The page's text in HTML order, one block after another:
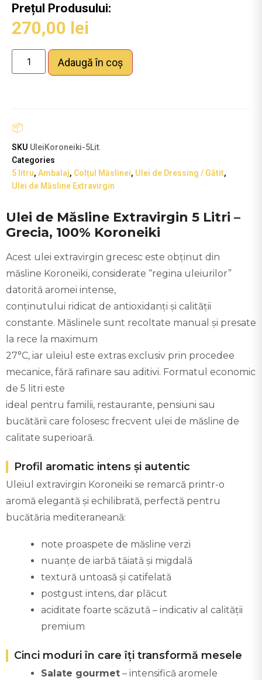
Prețul Produsului:
270,00 lei
Adaugă în coș
SKU UleiKoroneiki-5Lit.
Categories
5 litru, Ambalaj, Colțul Măslinei, Ulei de Dressing / Gătit,
Ulei de Măsline Extravirgin
Ulei de Măsline Extravirgin 5 Litri –
Grecia, 100% Koroneiki
Acest ulei extravirgin grecesc este obținut din
măsline Koroneiki, considerate “regina uleiurilor”
datorită aromei intense,
conținutului ridicat de antioxidanți și calității
constante. Măslinele sunt recoltate manual și presate
la rece la maximum
27°C, iar uleiul este extras exclusiv prin procedee
mecanice, fără rafinare sau aditivi. Formatul economic
de 5 litri este
ideal pentru familii, restaurante, pensiuni sau
bucătării care folosesc frecvent ulei de măsline de
calitate superioară.
Profil aromatic intens și autentic
Uleiul extravirgin Koroneiki se remarcă printr-o
aromă elegantă și echilibrată, perfectă pentru
bucătăria mediteraneană:
note proaspete de măsline verzi
nuanțe de iarbă tăiată și migdală
textură untoasă și catifelată
postgust intens, dar plăcut
aciditate foarte scăzută – indicativ al calității
premium
Cinci moduri în care îți transformă mesele
Salate gourmet – intensifică aromele